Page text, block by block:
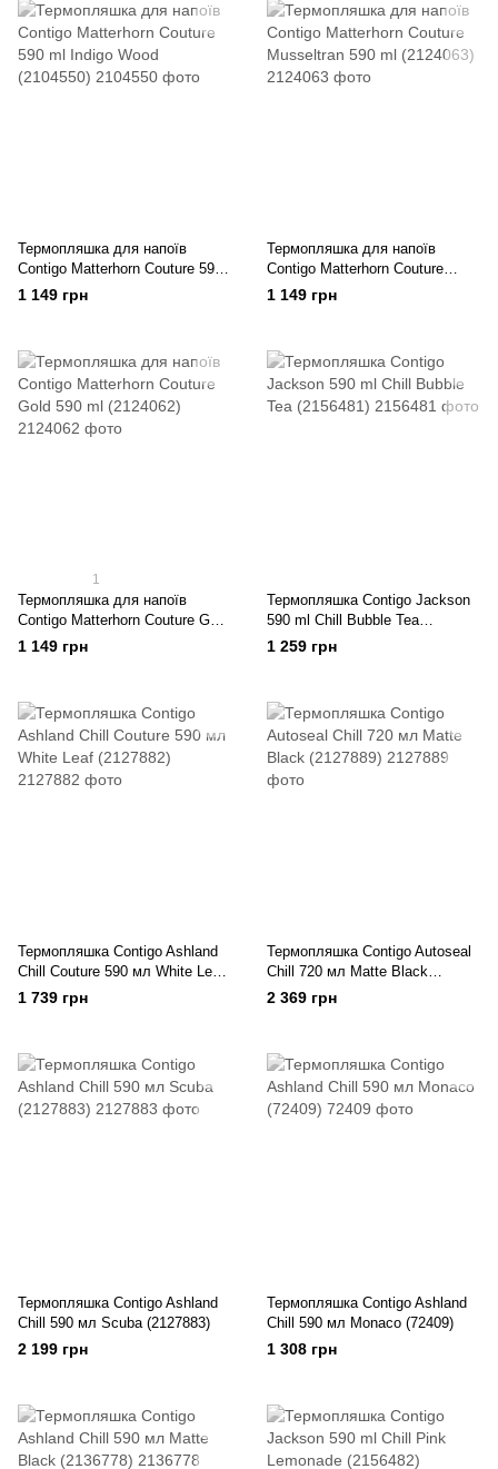
Термопляшка для напоїв
Contigo Matterhorn Couture 590
ml Indigo Wood (2104550)
1 149 грн
Термопляшка для напоїв
Contigo Matterhorn Couture
Musseltran 590 ml (2124063)
1 149 грн
1
Термопляшка для напоїв
Contigo Matterhorn Couture Gold
590 ml (2124062)
1 149 грн
Термопляшка Contigo Jackson
590 ml Chill Bubble Tea
(2156481)
1 259 грн
Термопляшка Contigo Ashland
Chill Couture 590 мл White Leaf
(2127882)
1 739 грн
Термопляшка Contigo Autoseal
Chill 720 мл Matte Black
(2127889)
2 369 грн
Термопляшка Contigo Ashland
Chill 590 мл Scuba (2127883)
2 199 грн
Термопляшка Contigo Ashland
Chill 590 мл Monaco (72409)
1 308 грн